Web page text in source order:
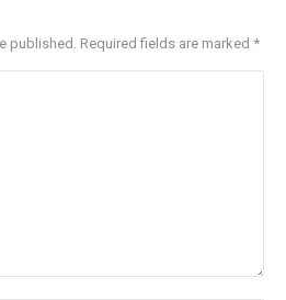
published. Required fields are marked *